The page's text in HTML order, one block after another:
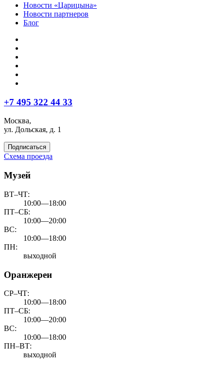
Новости «Царицына»
Новости партнеров
Блог
+7 495 322 44 33
Москва,
ул. Дольская, д. 1
Подписаться
Схема проезда
Музей
ВТ–ЧТ:
10:00—18:00
ПТ–СБ:
10:00—20:00
ВС:
10:00—18:00
ПН:
выходной
Оранжереи
СР–ЧТ:
10:00—18:00
ПТ–СБ:
10:00—20:00
ВС:
10:00—18:00
ПН–ВТ:
выходной